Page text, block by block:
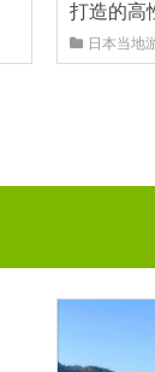
打造的高
日本当地